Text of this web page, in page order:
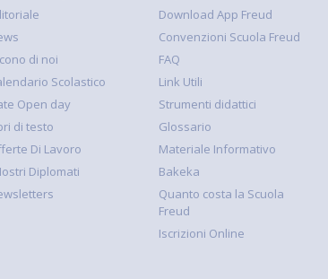
di noi
Scolastico
Open day
di testo
Di Lavoro
Diplomati
Download App Freud
Convenzioni Scuola Freud
FAQ
Link Utili
Strumenti didattici
Glossario
Materiale Informativo
Bakeka
Quanto costa la Scuola
Freud
Iscrizioni Online